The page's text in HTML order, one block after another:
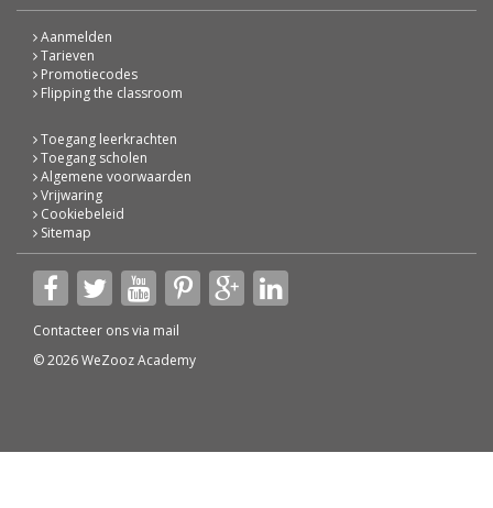
Aanmelden
Tarieven
Promotiecodes
Flipping the classroom
Toegang leerkrachten
Toegang scholen
Algemene voorwaarden
Vrijwaring
Cookiebeleid
Sitemap
Contacteer ons via mail
© 2026 WeZooz Academy